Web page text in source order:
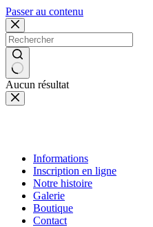
Passer au contenu
Aucun résultat
Informations
Inscription en ligne
Notre histoire
Galerie
Boutique
Contact